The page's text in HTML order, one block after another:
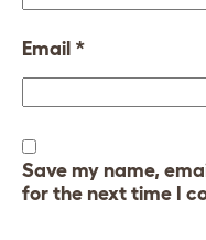
Email *
Save my name,
for the next time I